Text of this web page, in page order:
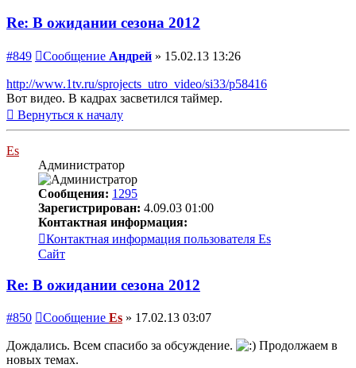
Re: В ожидании сезона 2012
#849 Сообщение Андрей » 15.02.13 13:26
http://www.1tv.ru/sprojects_utro_video/si33/p58416
Вот видео. В кадрах засветился таймер.
Вернуться к началу
Es
Администратор
Сообщения: 1295
Зарегистрирован: 4.09.03 01:00
Контактная информация:
Контактная информация пользователя Es
Сайт
Re: В ожидании сезона 2012
#850 Сообщение Es » 17.02.13 03:07
Дождались. Всем спасибо за обсуждение.
Продолжаем в
новых темах.